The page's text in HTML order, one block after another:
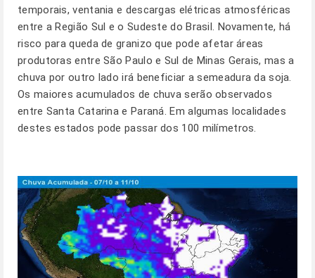
temporais, ventania e descargas elétricas atmosféricas
entre a Região Sul e o Sudeste do Brasil. Novamente, há
risco para queda de granizo que pode afetar áreas
produtoras entre São Paulo e Sul de Minas Gerais, mas a
chuva por outro lado irá beneficiar a semeadura da soja.
Os maiores acumulados de chuva serão observados
entre Santa Catarina e Paraná. Em algumas localidades
destes estados pode passar dos 100 milímetros.